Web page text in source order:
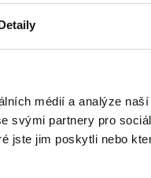
médií a analýze
svými partnery pro
jste jim poskytli nebo